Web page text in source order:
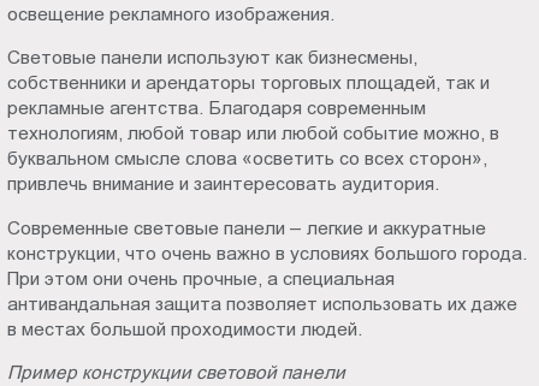
освещение рекламного изображения.
Световые панели используют как бизнесмены,
собственники и арендаторы торговых площадей, так и
рекламные агентства. Благодаря современным
технологиям, любой товар или любой событие можно, в
буквальном смысле слова «осветить со всех сторон»,
привлечь внимание и заинтересовать аудитория.
Современные световые панели – легкие и аккуратные
конструкции, что очень важно в условиях большого города.
При этом они очень прочные, а специальная
антивандальная защита позволяет использовать их даже
в местах большой проходимости людей.
Пример конструкции световой панели